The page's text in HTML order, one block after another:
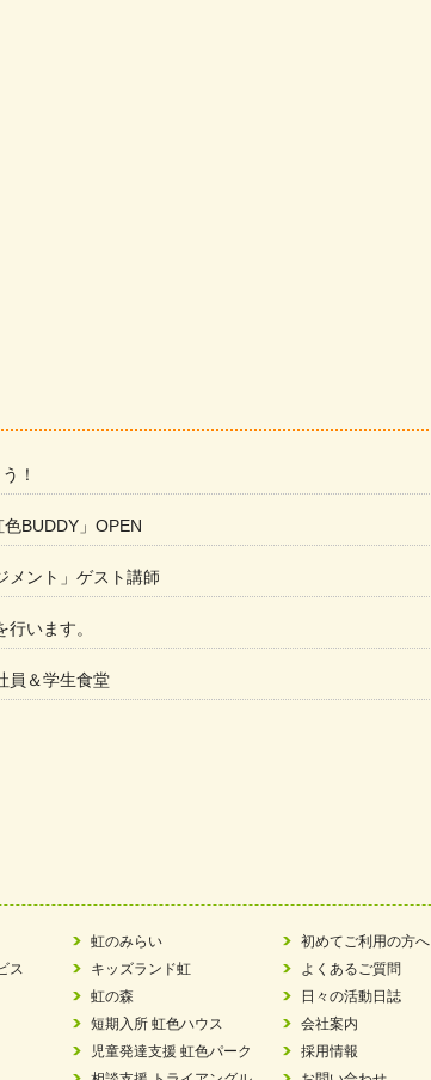
！
BUDDY」OPEN
メント」ゲスト講師
います。
員＆学生食堂
良事例集に掲載されました
体験募集しています。
ス
虹のみらい
キッズランド虹
虹の森
短期入所 虹色ハウス
児童発達支援 虹色パーク
初めてご利用の方へ
よくあるご質問
日々の活動日誌
会社案内
採用情報